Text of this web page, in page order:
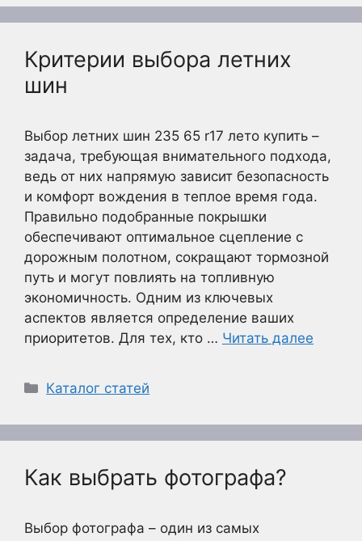
Критерии выбора летних
шин
Выбор летних шин 235 65 r17 лето купить –
задача, требующая внимательного подхода,
ведь от них напрямую зависит безопасность
и комфорт вождения в теплое время года.
Правильно подобранные покрышки
обеспечивают оптимальное сцепление с
дорожным полотном, сокращают тормозной
путь и могут повлиять на топливную
экономичность. Одним из ключевых
аспектов является определение ваших
приоритетов. Для тех, кто … Читать далее
Рубрики
Каталог статей
Как выбрать фотографа?
Выбор фотографа – один из самых